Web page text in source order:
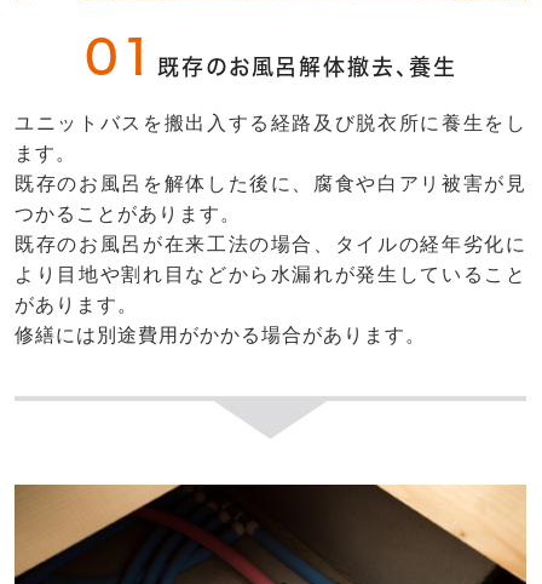
01 既存のお風呂解体撤去、養生
ユニットバスを搬出入する経路及び脱衣所に養生をし
ます。
既存のお風呂を解体した後に、腐食や白アリ被害が見
つかることがあります。
既存のお風呂が在来工法の場合、タイルの経年劣化に
より目地や割れ目などから水漏れが発生していること
があります。
修繕には別途費用がかかる場合があります。